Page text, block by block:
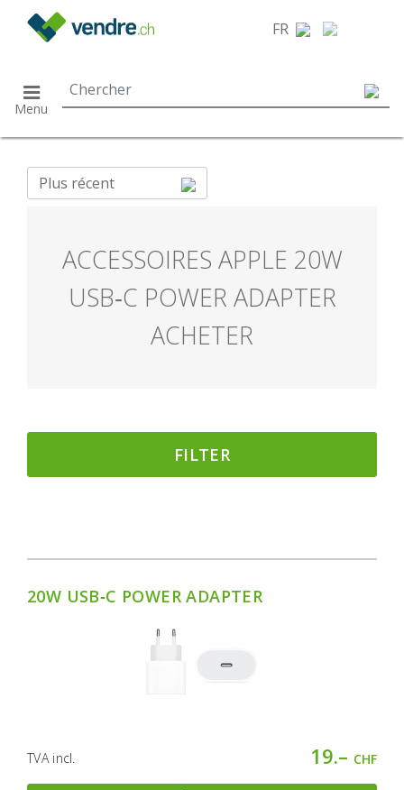
FR
Menu
Plus récent
ACCESSOIRES APPLE 20W
USB‑C POWER ADAPTER
ACHETER
FILTER
20W USB‑C POWER ADAPTER
TVA incl. 19.– CHF